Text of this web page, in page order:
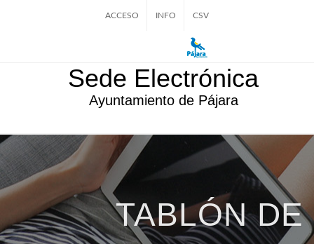
ACCESO INFO CSV
Sede Electrónica
Ayuntamiento de Pájara
TABLÓN DE